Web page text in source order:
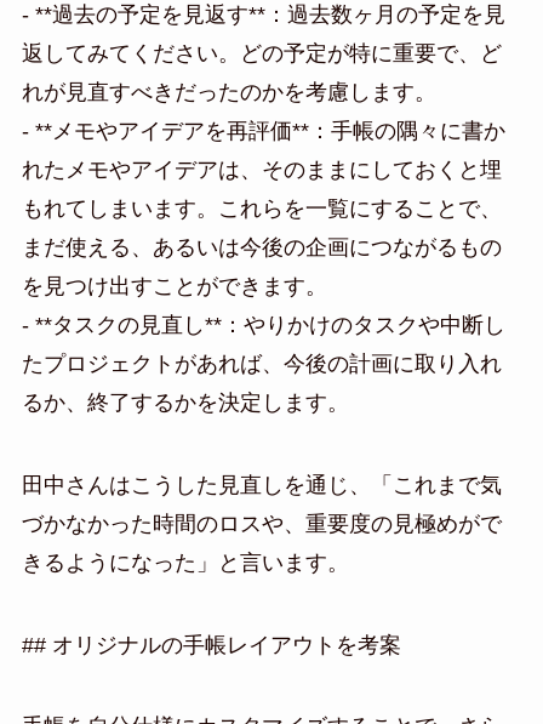
- **過去の予定を見返す**：過去数ヶ月の予定を見
返してみてください。どの予定が特に重要で、ど
れが見直すべきだったのかを考慮します。
- **メモやアイデアを再評価**：手帳の隅々に書か
れたメモやアイデアは、そのままにしておくと埋
もれてしまいます。これらを一覧にすることで、
まだ使える、あるいは今後の企画につながるもの
を見つけ出すことができます。
- **タスクの見直し**：やりかけのタスクや中断し
たプロジェクトがあれば、今後の計画に取り入れ
るか、終了するかを決定します。
田中さんはこうした見直しを通じ、「これまで気
づかなかった時間のロスや、重要度の見極めがで
きるようになった」と言います。
## オリジナルの手帳レイアウトを考案